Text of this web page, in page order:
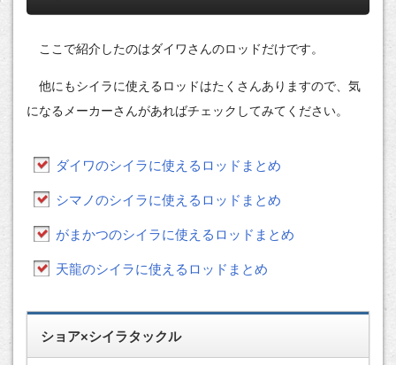
ここで紹介したのはダイワさんのロッドだけです。
他にもシイラに使えるロッドはたくさんありますので、気
になるメーカーさんがあればチェックしてみてください。
ダイワのシイラに使えるロッドまとめ
シマノのシイラに使えるロッドまとめ
がまかつのシイラに使えるロッドまとめ
天龍のシイラに使えるロッドまとめ
ショア×シイラタックル